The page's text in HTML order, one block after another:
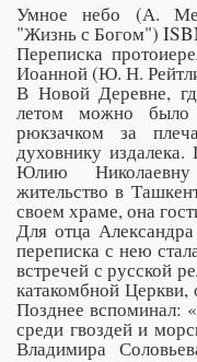
Умное небо (А.
"Жизнь с Богом")
Переписка
Иоанной (Ю. Н.
В Новой Деревне,
летом можно было
рюкзачком за
духовнику
Юлию
жительство в
своем храме, она
Для отца
переписка с нею
встречей с русской
катакомбной Церкви,
Позднее вспоминал:
среди гвоздей и
Владимира